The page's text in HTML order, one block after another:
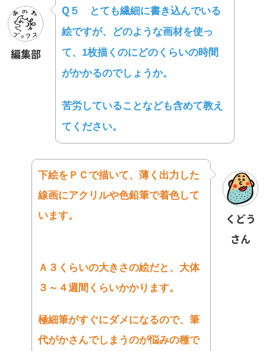
編集部
Q５
とても繊細に書き込んでいる
絵ですが、
どのような画材を使っ
て、1枚描くのにどのくらいの時間
がかかるのでしょうか。
苦労していることなども含めて教え
てください。
くどう
さん
下絵をＰＣで描いて、 薄く出力した
線画にアクリルや色鉛筆で着色して
います。
Ａ３くらいの大きさの絵だと、大体
３～４週間くらいかかります。
極細筆がすぐにダメになるので、 筆
代がかさんでしまうのが悩みの種で